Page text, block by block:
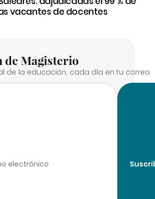
vacantes de docentes
de Magisterio
de la educación, cada día en tu correo.